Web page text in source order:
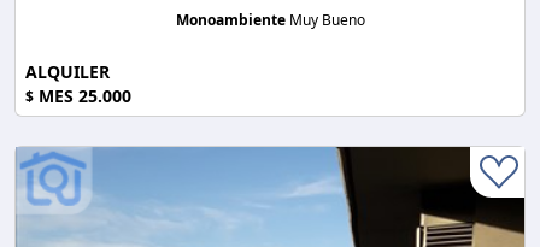
Monoambiente Muy Bueno
ALQUILER
$ MES 25.000